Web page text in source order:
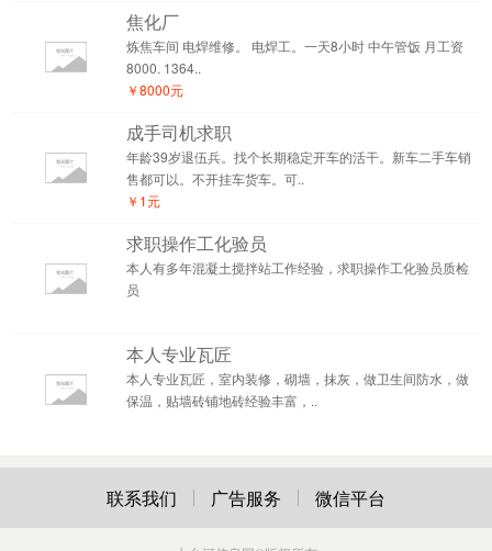
焦化厂
炼焦车间 电焊维修。 电焊工。一天8小时 中午管饭 月工资
8000. 1364..
￥8000元
成手司机求职
年龄39岁退伍兵。找个长期稳定开车的活干。新车二手车销
售都可以。不开挂车货车。可..
￥1元
求职操作工化验员
本人有多年混凝土搅拌站工作经验，求职操作工化验员质检
员
本人专业瓦匠
本人专业瓦匠，室内装修，砌墙，抹灰，做卫生间防水，做
保温，贴墙砖铺地砖经验丰富，..
联系我们 广告服务 微信平台